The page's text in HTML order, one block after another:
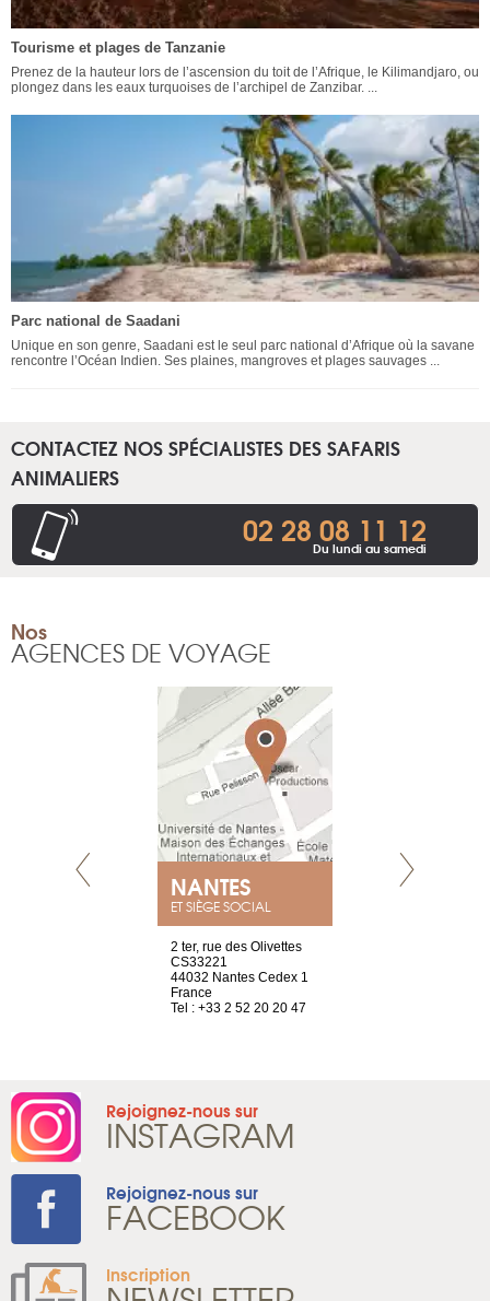
Tourisme et plages de Tanzanie
Prenez de la hauteur lors de l’ascension du toit de l’Afrique, le Kilimandjaro, ou
plongez dans les eaux turquoises de l’archipel de Zanzibar. ...
Parc national de Saadani
Unique en son genre, Saadani est le seul parc national d’Afrique où la savane
rencontre l’Océan Indien. Ses plaines, mangroves et plages sauvages ...
CONTACTEZ NOS SPÉCIALISTES DES SAFARIS
ANIMALIERS
02 28 08 11 12
Du lundi au samedi
Nos
AGENCES DE VOYAGE
NANTES
ET SIÈGE SOCIAL
2 ter, rue des Olivettes
CS33221
44032 Nantes Cedex 1
France
Tel : +33 2 52 20 20 47
Rejoignez-nous sur
INSTAGRAM
Rejoignez-nous sur
FACEBOOK
Inscription